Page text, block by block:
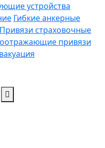
устройства
Гибкие анкерные
Привязи страховочные
привязи